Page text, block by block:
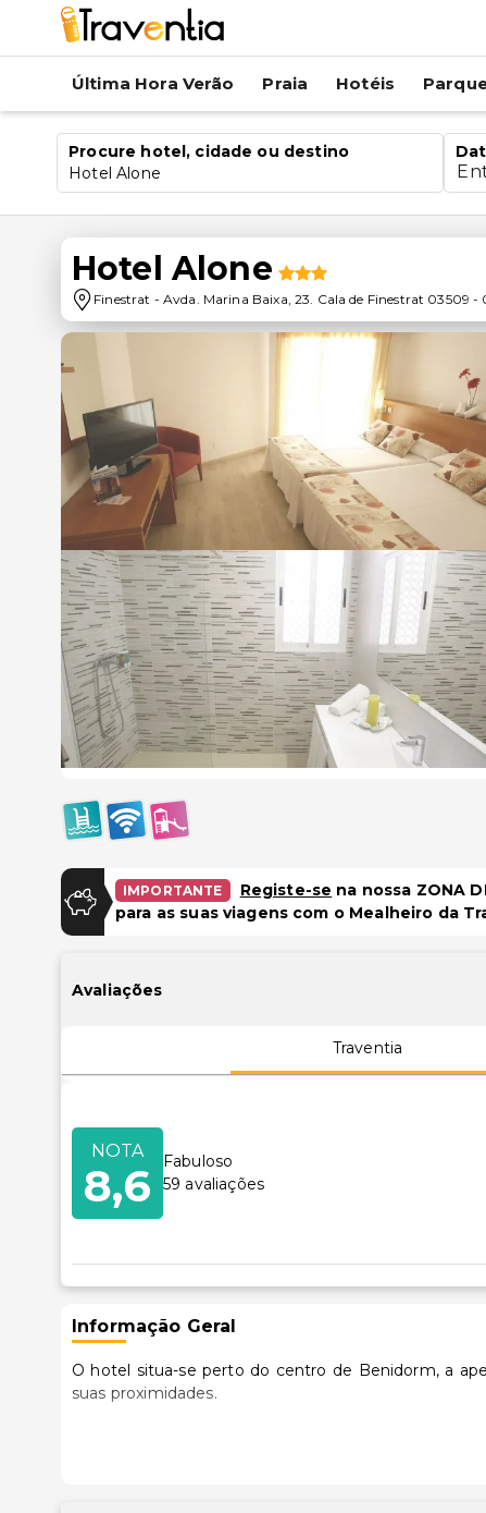
Última Hora Verão Praia Hotéis
Procure hotel, cidade ou destino
Hotel Alone
Hotel Alone
Finestrat - Avda. Marina Baixa, 23. Cala de Finestrat 03509 -
IMPORTANTE Registe-se na nossa ZONA
para as suas viagens com o Mealheiro da
Avaliações
Traventia
NOTA
8,6
Fabuloso
59 avaliações
Informação Geral
O hotel situa-se perto do centro de Benidorm, a
suas proximidades.